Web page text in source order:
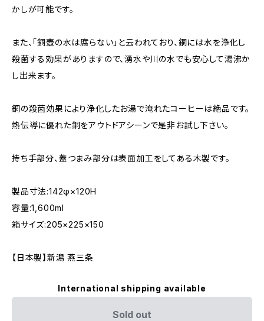
かしが可能です。
また、「銅壺の水は腐らない」と云われており、銅には水を浄化し
殺菌する効果がありますので、湧水や川の水でも安心して湯沸か
し出来ます。
銅の殺菌効果により浄化したお湯で淹れたコーヒーは絶品です。
熱伝導に優れた銅をアウトドアシーンで是非お試し下さい。
持ち手部分、蓋つまみ部分は表面加工をしてある木製です。
製品寸法:142φ×120H
容量:1,600ml
箱サイズ:205×225×150
【日本製】新潟 燕三条
International shipping available
Sold out